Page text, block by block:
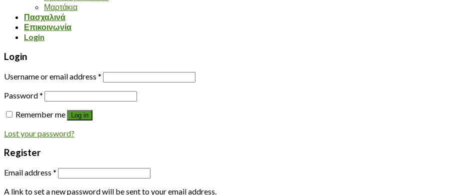
Μαρτάκια
Πασχαλινά
Επικοινωνία
Login
Login
Username or email address *
Password*
Remember me
Log in
Lost your password?
Register
Email address *
A link to set a new password will be sent to your email address.